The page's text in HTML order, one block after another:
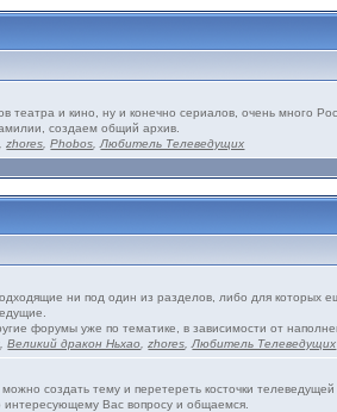
и кино, ну и конечно сериалов, очень много
создаем общий архив.
,zhores ,Phobos ,Любитель Телеведущих
ни под один из разделов, либо для которых
форумы уже по тематике, в зависимости от
,Великий дракон Ньхао ,zhores ,Любитель Телеведущих
создать тему и перетереть косточки
Вас вопросу и общаемся.